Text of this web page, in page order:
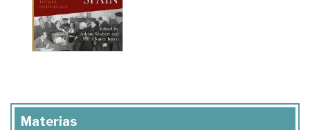
Materias